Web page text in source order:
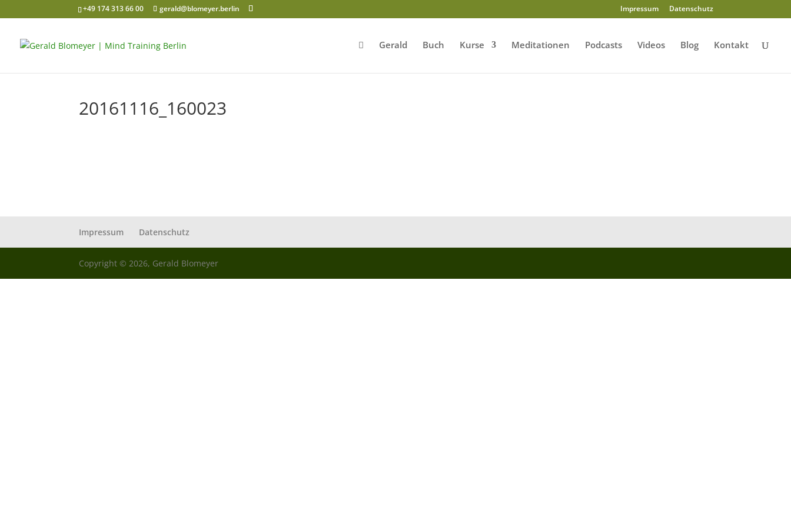
+49 174 313 66 00 gerald@blomeyer.berlin Impressum Datenschutz
Gerald Buch Kurse Meditationen Podcasts Videos Blog Kontakt
20161116_160023
Impressum Datenschutz
Copyright © 2026, Gerald Blomeyer